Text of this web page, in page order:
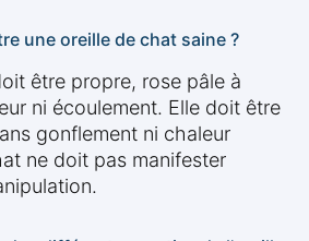
une oreille de chat saine ?
être propre, rose pâle à
ni écoulement. Elle doit être
gonflement ni chaleur
ne doit pas manifester